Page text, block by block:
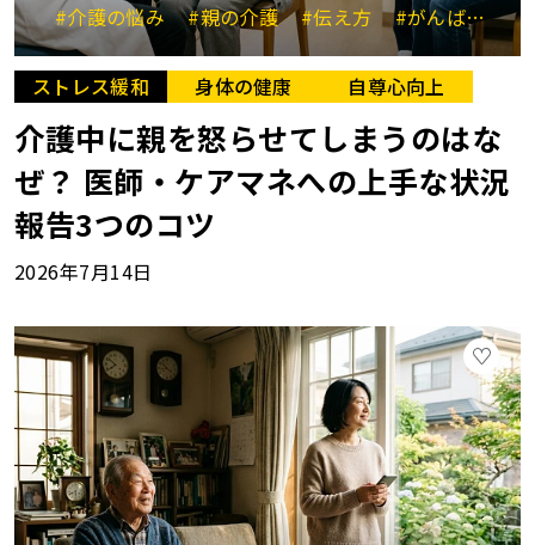
#介護の悩み #親の介護 #伝え方 #がんばらない介護
ストレス緩和 身体の健康 自尊心向上
介護中に親を怒らせてしまうのはな
ぜ？ 医師・ケアマネへの上手な状況
報告3つのコツ
2026年7月14日